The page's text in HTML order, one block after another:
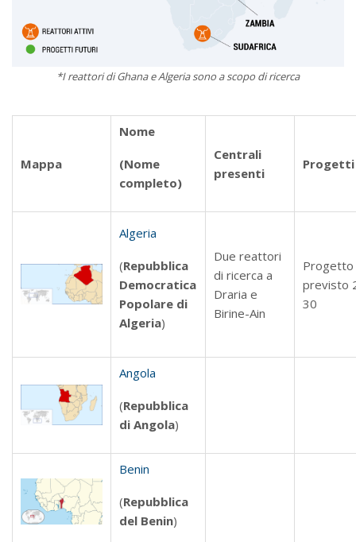
*I reattori di Ghana e Algeria sono a scopo di ricerca
Mappa
Nome
(Nome
completo)
Centrali
presenti
Progetti
Algeria
(Repubblica
Democratica
Popolare di
Algeria)
Due reattori
di ricerca a
Draria e
Birine-Ain
Progetto
previsto
30
Angola
(Repubblica
di Angola)
Benin
(Repubblica
del Benin)